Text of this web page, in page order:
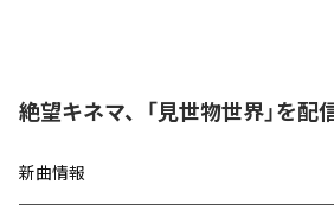
絶望キネマ、「見世物世界」を配
新曲情報